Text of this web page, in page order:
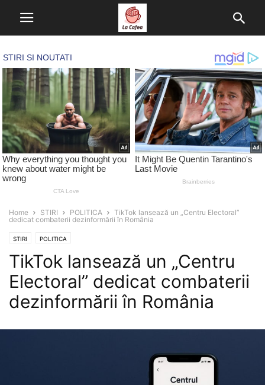
Home STIRI POLITICA
TikTok lansează un „Centru Electoral”
dedicat combaterii dezinformării în România
STIRI POLITICA
TikTok lansează un „Centru
Electoral” dedicat combaterii
dezinformării în România